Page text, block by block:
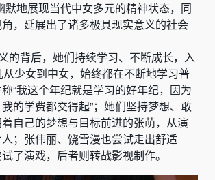
默地展现当代中女多元的精神状态，同
，延展出了诸多极具现实意义的社会
的背后，她们持续学习、不断成长，入
少女到中女，始终都在不断地学习普
“我这个年纪就是学习的好年纪，因为
的学费都交得起”；她们坚持梦想、敢
自己的梦想与目标前进的张萌，从演
；张伟丽、饶雪漫也尝试走出舒适
了演戏，后者则转战影视制作。